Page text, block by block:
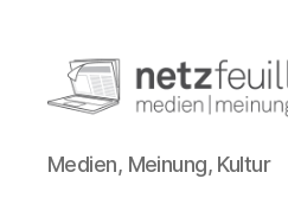
netzfeuilleton.de
Medien, Meinung, Kultur